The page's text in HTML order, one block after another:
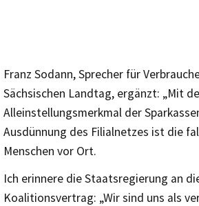
Franz Sodann, Sprecher für
Sächsischen Landtag, ergänzt: „Mit
Alleinstellungsmerkmal der
Ausdünnung des Filialnetzes ist die
Menschen vor Ort.
Ich erinnere die Staatsregierung an
Koalitionsvertrag: „Wir sind uns als